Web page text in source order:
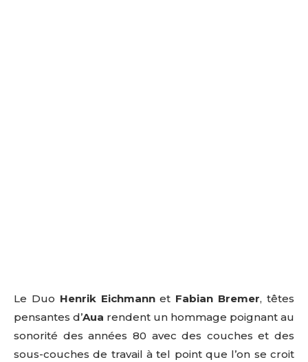
Le Duo Henrik Eichmannet Fabian Bremer, têtes
pensantes d’Aua rendent un hommage poignant au
sonorité des années 80 avec des couches et des
sous-couches de travail à tel point que l’on se croit